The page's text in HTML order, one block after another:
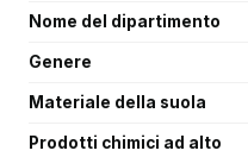
Nome del dipartimento
Genere
Materiale della suola
Prodotti chimici ad alto